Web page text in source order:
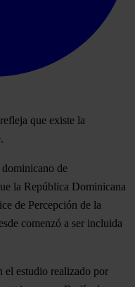
que existe la
de
la República Dominicana
de Percepción de la
comenzó a ser incluida
estudio realizado por